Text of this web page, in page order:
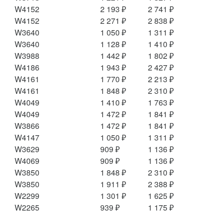
W4152
2 193 ₽
2 741 ₽
W4152
2 271 ₽
2 838 ₽
W3640
1 050 ₽
1 311 ₽
W3640
1 128 ₽
1 410 ₽
W3988
1 442 ₽
1 802 ₽
W4186
1 943 ₽
2 427 ₽
W4161
1 770 ₽
2 213 ₽
W4161
1 848 ₽
2 310 ₽
W4049
1 410 ₽
1 763 ₽
W4049
1 472 ₽
1 841 ₽
W3866
1 472 ₽
1 841 ₽
W4147
1 050 ₽
1 311 ₽
W3629
909 ₽
1 136 ₽
W4069
909 ₽
1 136 ₽
W3850
1 848 ₽
2 310 ₽
W3850
1 911 ₽
2 388 ₽
W2299
1 301 ₽
1 625 ₽
W2265
939 ₽ 1 175 ₽